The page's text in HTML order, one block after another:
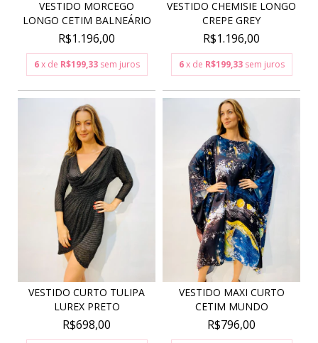
VESTIDO MORCEGO
LONGO CETIM BALNEÁRIO
R$1.196,00
6 x de R$199,33 sem juros
VESTIDO CHEMISIE LONGO
CREPE GREY
R$1.196,00
6 x de R$199,33 sem juros
VESTIDO CURTO TULIPA
LUREX PRETO
R$698,00
VESTIDO MAXI CURTO
CETIM MUNDO
R$796,00